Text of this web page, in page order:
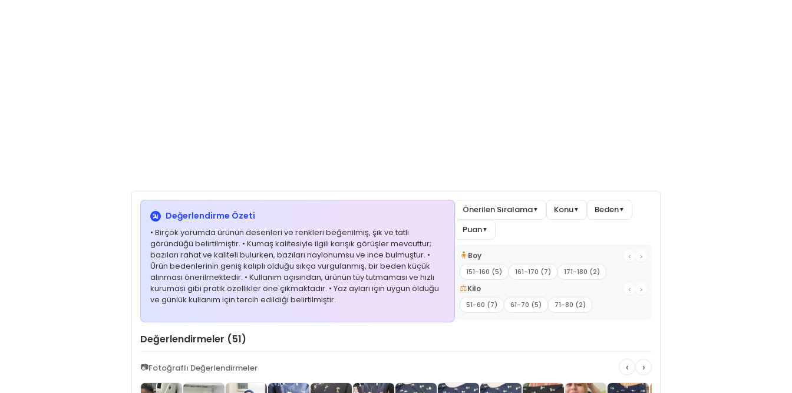
Değerlendirme Özeti
• Birçok yorumda ürünün desenleri ve renkleri beğenilmiş, şık ve tatlı
göründüğü belirtilmiştir. • Kumaş kalitesiyle ilgili karışık görüşler mevcuttur;
bazıları rahat ve kaliteli bulurken, bazıları naylonumsu ve ince bulmuştur. •
Ürün bedenlerinin geniş kalıplı olduğu sıkça vurgulanmış, bir beden küçük
alınması önerilmektedir. • Kullanım açısından, ürünün tüy tutmaması ve hızlı
kuruması gibi pratik özellikler öne çıkmaktadır. • Yaz ayları için uygun olduğu
ve günlük kullanım için tercih edildiği belirtilmiştir.
Önerilen Sıralama▼ Konu▼ Beden▼
Puan▼
🧍 Boy ‹
›
151-160 (5)
161-170 (7) 171-180 (2)
⚖️Kilo ‹
›
51-60 (7)
61-70 (5) 71-80 (2)
Değerlendirmeler (51)
📷Fotoğraflı Değerlendirmeler ‹ ›